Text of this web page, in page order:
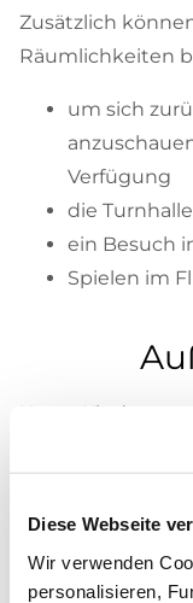
Diese Webseite
Wir verwenden
personalisieren,
Zusätzlich
Räumlichkeiten
um sich
Verfügung
die Turnhalle
ein Besuch
Spielen im
Unser
Außengelände
Es ermöglicht
bewegen,
Bereiche auf